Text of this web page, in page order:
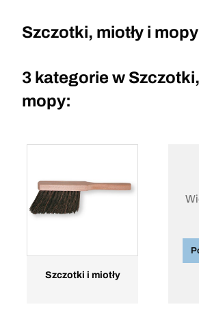
Szczotki, miotły i mopy
3 kategorie w
mopy:
Szczotki i miotły